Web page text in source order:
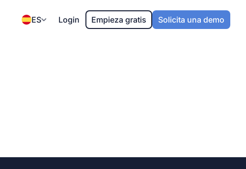
ES Login Empieza gratis Solicita una demo